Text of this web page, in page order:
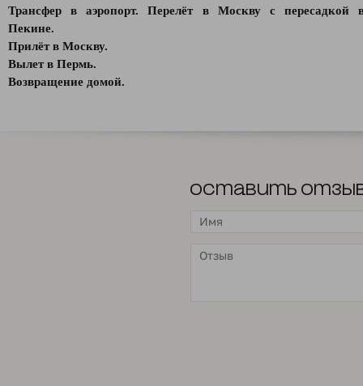
Трансфер в аэропорт. Перелёт в Москву с пересадкой
Пекине.
Прилёт в Москву.
Вылет в Пермь.
Возвращение домой.
Оставить